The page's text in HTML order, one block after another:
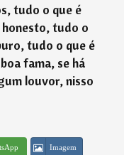
tudo o que é
tudo o
tudo o que é
fama, se há
louvor, nisso
Imagem